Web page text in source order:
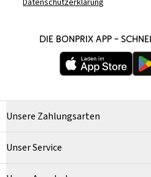
Datenschutzerklärung
DIE BONPRIX APP –
Unsere Zahlungsarten
Unser Service